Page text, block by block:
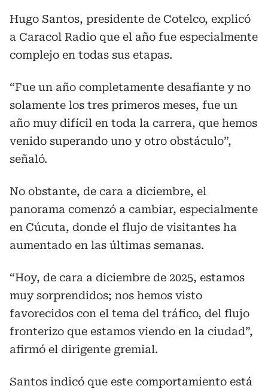
Hugo Santos, presidente de Cotelco, explicó
a Caracol Radio que el año fue especialmente
complejo en todas sus etapas.
“Fue un año completamente desafiante y no
solamente los tres primeros meses, fue un
año muy difícil en toda la carrera, que hemos
venido superando uno y otro obstáculo”,
señaló.
No obstante, de cara a diciembre, el
panorama comenzó a cambiar, especialmente
en Cúcuta, donde el flujo de visitantes ha
aumentado en las últimas semanas.
“Hoy, de cara a diciembre de 2025, estamos
muy sorprendidos; nos hemos visto
favorecidos con el tema del tráfico, del flujo
fronterizo que estamos viendo en la ciudad”,
afirmó el dirigente gremial.
Santos indicó que este comportamiento está